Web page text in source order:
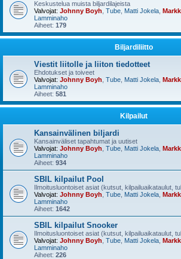
Keskustelua muista biljardilajeista
Valvojat: Johnny Boyh Tube Matti Jokela
Lamminaho
Aiheet: 179
Biljardiliitto
Viestit liitolle ja liiton tiedotteet
Ehdotukset ja toiveet
Valvojat: Johnny Boyh Tube Matti Jokela
Lamminaho
Aiheet: 581
Kilpailut
Kansainvälinen biljardi
Kansainväliset tapahtumat ja uutiset
Valvojat: Johnny Boyh Tube Matti Jokela
Lamminaho
Aiheet: 934
SBIL kilpailut Pool
Ilmoitusluontoiset asiat (kutsut, kilpailuaikataulut,
Valvojat: Johnny Boyh Tube Matti Jokela
Lamminaho
Aiheet: 1642
SBIL kilpailut Snooker
Ilmoitusluontoiset asiat (kutsut, kilpailuaikataulut,
Valvojat: Johnny Boyh Tube Matti Jokela
Lamminaho
Aiheet: 226